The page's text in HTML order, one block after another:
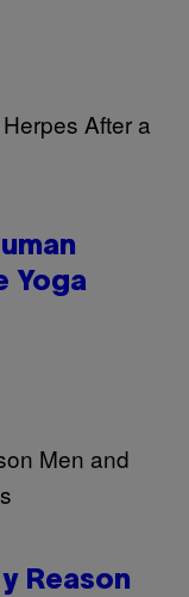
Yoga
Reason